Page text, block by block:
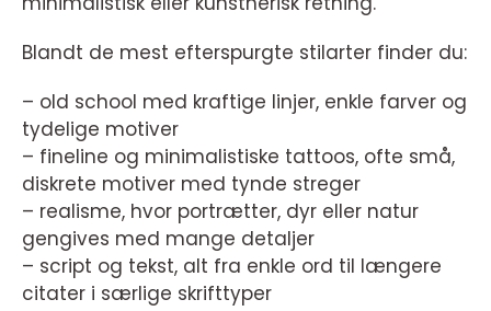
Blandt de mest efterspurgte stilarter finder du:
– old school med kraftige linjer, enkle farver og
tydelige motiver
– fineline og minimalistiske tattoos, ofte små,
diskrete motiver med tynde streger
– realisme, hvor portrætter, dyr eller natur
gengives med mange detaljer
– script og tekst, alt fra enkle ord til længere
citater i særlige skrifttyper